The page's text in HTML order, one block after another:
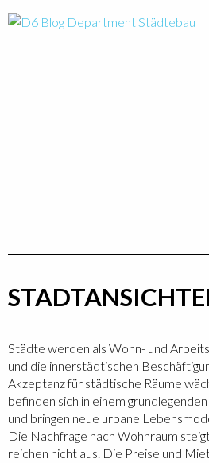
Städte werden als Wohn- und
und die innerstädtischen
Akzeptanz für städtische Räume
befinden sich in einem
und bringen neue urbane
Die Nachfrage nach Wohnraum
reichen nicht aus. Die Preise und